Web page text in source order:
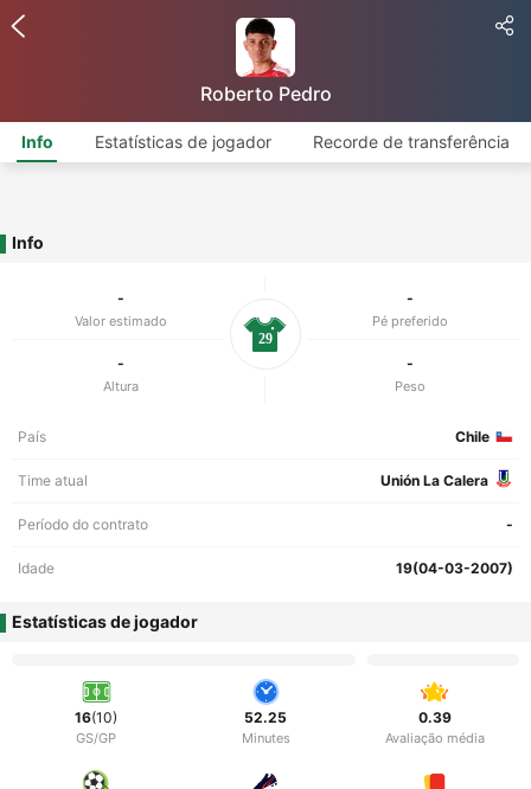
Roberto Pedro
Info Estatísticas de jogador Recorde de transferência
Info
-
Valor estimado
-
Pé preferido
-
Altura
-
Peso
29
País Chile
Time atual Unión La Calera
Período do contrato -
Idade 19(04-03-2007)
Estatísticas de jogador
16(10)
GS/GP
52.25
Minutes
0.39
Avaliação média